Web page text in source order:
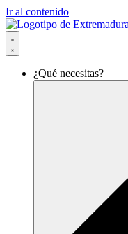
Ir al contenido
¿Qué necesitas?